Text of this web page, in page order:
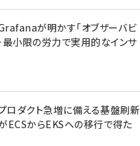
が明かす「オブザーバビ
最小限の労力で実用的なインサ
ロダクト急増に備える基盤刷新
ECSからEKSへの移行で得た